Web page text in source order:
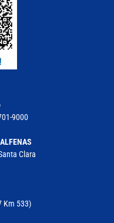
9000
Clara
Km 533)